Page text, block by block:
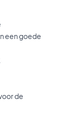
een goede
de